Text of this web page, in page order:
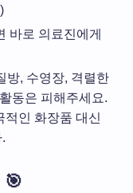
바로 의료진에게
방, 수영장, 격렬한
동은 피해주세요.
적인 화장품 대신
🎯